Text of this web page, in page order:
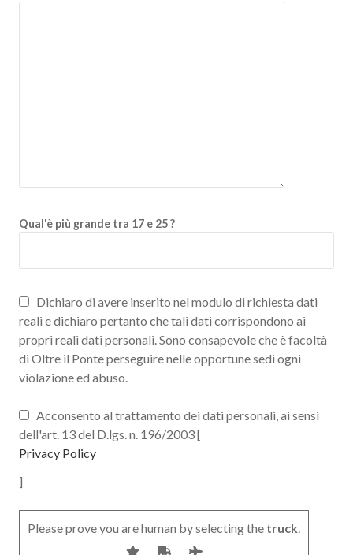
Qual'è più grande tra 17 e 25 ?
Dichiaro di avere inserito nel modulo di richiesta dati
reali e dichiaro pertanto che tali dati corrispondono ai
propri reali dati personali. Sono consapevole che è facoltà
di Oltre il Ponte perseguire nelle opportune sedi ogni
violazione ed abuso.
Acconsento al trattamento dei dati personali, ai sensi
dell'art. 13 del D.lgs. n. 196/2003 [
Privacy Policy
]
Please prove you are human by selecting the truck.